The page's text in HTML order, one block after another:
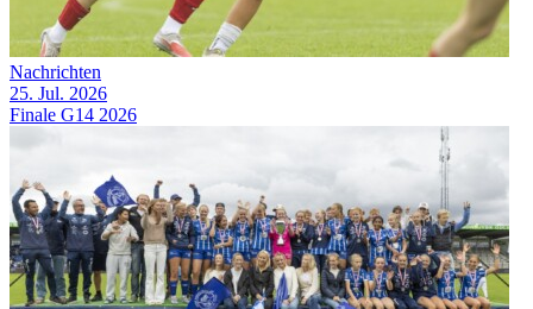
Nachrichten
25. Jul. 2026
Finale G14 2026